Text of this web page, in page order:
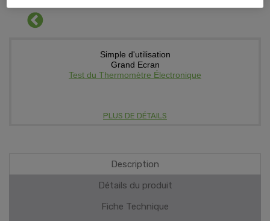
Simple d'utilisation
Grand Ecran
Test du Thermomètre Électronique
PLUS DE DÉTAILS
Description
Détails du produit
Fiche Technique